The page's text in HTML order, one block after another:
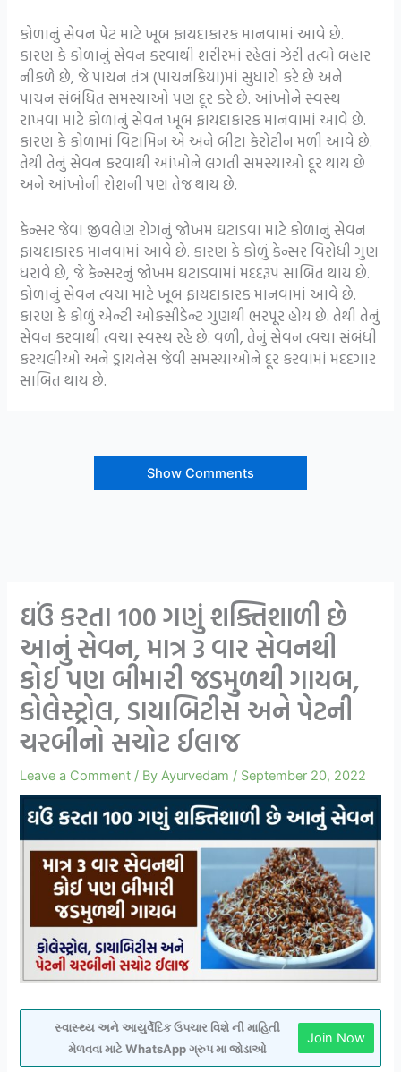
કોળાનું સેવન પેટ માટે ખૂબ ફાયદાકારક માનવામાં આવે છે.
કારણ કે કોળાનું સેવન કરવાથી શરીરમાં રહેલાં ઝેરી તત્વો બહાર
નીકળે છે, જે પાચન તંત્ર (પાચનક્રિયા)માં સુધારો કરે છે અને
પાચન સંબંધિત સમસ્યાઓ પણ દૂર કરે છે.આંખોને સ્વસ્થ
રાખવા માટે કોળાનું સેવન ખૂબ ફાયદાકારક માનવામાં આવે છે.
કારણ કે કોળામાં વિટામિન એ અને બીટા કેરોટીન મળી આવે છે.
તેથી તેનું સેવન કરવાથી આંખોને લગતી સમસ્યાઓ દૂર થાય છે
અને આંખોની રોશની પણ તેજ થાય છે.
કેન્સર જેવા જીવલેણ રોગનું જોખમ ઘટાડવા માટે કોળાનું સેવન
ફાયદાકારક માનવામાં આવે છે. કારણ કે કોળું કેન્સર વિરોધી ગુણ
ધરાવે છે, જે કેન્સરનું જોખમ ઘટાડવામાં મદદરૂપ સાબિત થાય છે.
કોળાનું સેવન ત્વચા માટે ખૂબ ફાયદાકારક માનવામાં આવે છે.
કારણ કે કોળું એન્ટી ઓક્સીડેન્ટ ગુણથી ભરપૂર હોય છે. તેથી તેનું
સેવન કરવાથી ત્વચા સ્વસ્થ રહે છે. વળી, તેનું સેવન ત્વચા સંબંધી
કરચલીઓ અને ડ્રાયનેસ જેવી સમસ્યાઓને દૂર કરવામાં મદદગાર
સાબિત થાય છે.
Show Comments
ઘઉં કરતા 100 ગણું શક્તિશાળી છે
આનું સેવન, માત્ર 3 વાર સેવનથી
કોઈ પણ બીમારી જડમુળથી ગાયબ,
કોલેસ્ટ્રોલ, ડાયાબિટીસ અને પેટની
ચરબીનો સચોટ ઈલાજ
Leave a Comment / By Ayurvedam / September 20, 2022
સ્વાસ્થ્ય અને આયુર્વેદિક ઉપચાર વિશે ની માહિતી
મેળવવા માટે WhatsApp ગ્રુપ મા જોડાઓ
Join Now